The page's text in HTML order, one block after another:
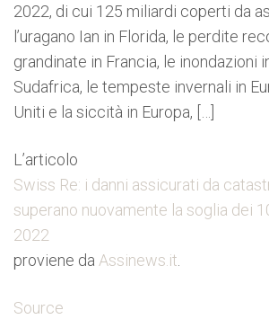
2022, di cui 125 miliardi coperti da
l’uragano Ian in Florida, le perdite
grandinate in Francia, le inondazioni
Sudafrica, le tempeste invernali in
Uniti e la siccità in Europa, […]
L’articolo
Swiss Re: i danni assicurati da
superano nuovamente la soglia dei
2022
proviene da Assinews.it
Source